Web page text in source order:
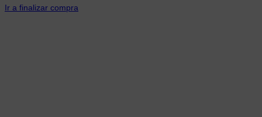
Ir a finalizar compra